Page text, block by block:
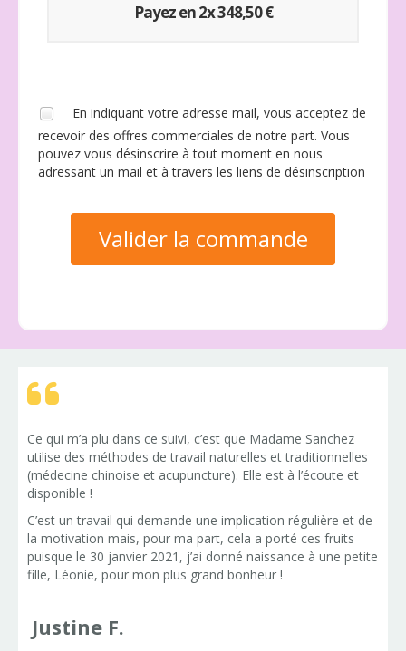
Payez en 2x 348,50 €
En indiquant votre adresse mail, vous acceptez de
recevoir des offres commerciales de notre part. Vous
pouvez vous désinscrire à tout moment en nous
adressant un mail et à travers les liens de désinscription
Valider la commande
Ce qui m’a plu dans ce suivi, c’est que Madame Sanchez
utilise des méthodes de travail naturelles et traditionnelles
(médecine chinoise et acupuncture). Elle est à l’écoute et
disponible !
C’est un travail qui demande une implication régulière et de
la motivation mais, pour ma part, cela a porté ces fruits
puisque le 30 janvier 2021, j’ai donné naissance à une petite
fille, Léonie, pour mon plus grand bonheur !
Justine F.